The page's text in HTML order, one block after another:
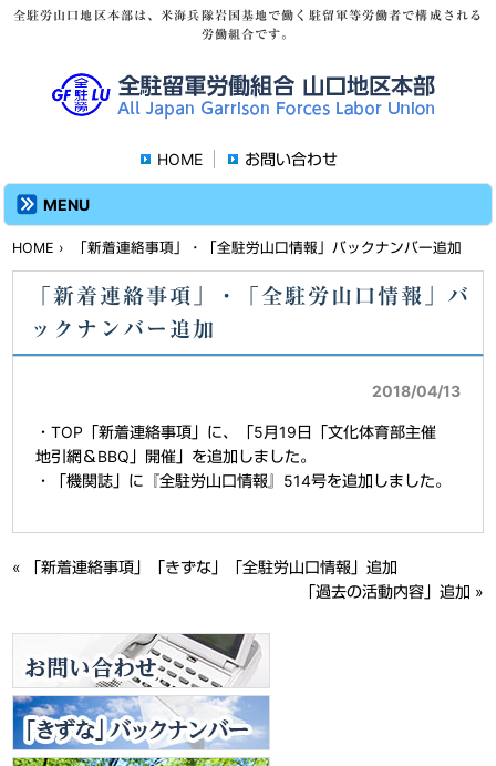
全駐労山口地区本部は、米海兵隊岩国基地で働く駐留軍等労働者で構成される
労働組合です。
HOME お問い合わせ
MENU
HOME › 「新着連絡事項」・「全駐労山口情報」バックナンバー追加
「新着連絡事項」・「全駐労山口情報」バ
ックナンバー追加
2018/04/13
・TOP「新着連絡事項」に、「5月19日「文化体育部主催
地引網＆BBQ」開催」を追加しました。
・「機関誌」に『全駐労山口情報』514号を追加しました。
«
「新着連絡事項」「きずな」「全駐労山口情報」追加
「過去の活動内容」追加 »